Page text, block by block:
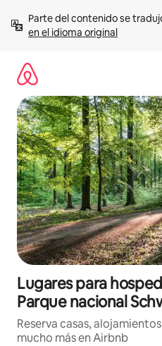
contenido
Parte del contenido se
en el idioma original
Lugares para
Parque nacional
Reserva casas,
mucho más en Airbnb